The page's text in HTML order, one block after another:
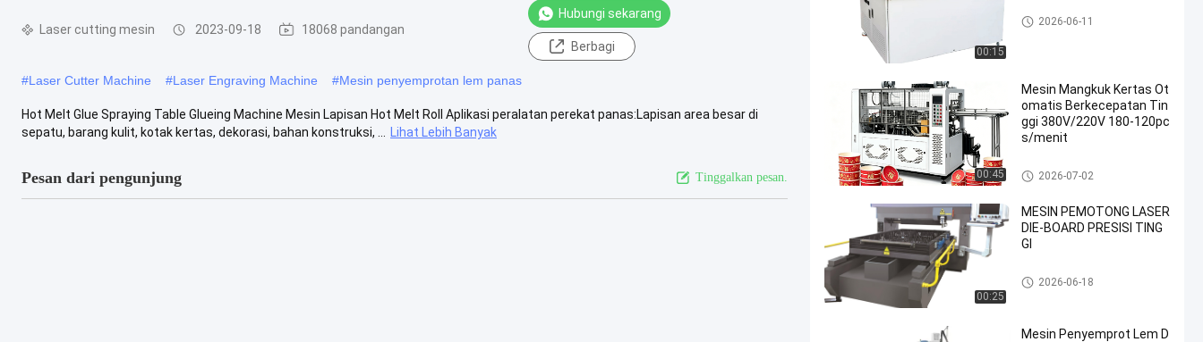
Laser cutting mesin 2023-09-18 18068 pandangan
Hubungi sekarang
Berbagi
#Laser Cutter Machine #Laser Engraving Machine #Mesin penyemprotan lem panas
Hot Melt Glue Spraying Table Glueing Machine Mesin Lapisan Hot Melt Roll Aplikasi peralatan perekat panas:Lapisan area besar di
sepatu, barang kulit, kotak kertas, dekorasi, bahan konstruksi, ...
Lihat Lebih Banyak
Pesan dari pengunjung Tinggalkan pesan.
00:15
Laser cutting mesin
2026-06-11
00:45
Mesin Mangkuk Kertas Ot
omatis Berkecepatan Tin
ggi 380V/220V 180-120pc
s/menit
Laser cutting mesin
2026-07-02
00:25
MESIN PEMOTONG LASER
DIE-BOARD PRESISI TING
GI
Laser cutting mesin
2026-06-18
Mesin Penyemprot Lem D